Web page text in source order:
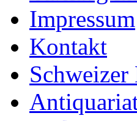
Impressum
Kontakt
Schweizer